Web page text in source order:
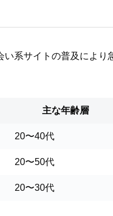
系サイトの普及によ
主な年齢層
20〜40代
20〜50代
20〜30代